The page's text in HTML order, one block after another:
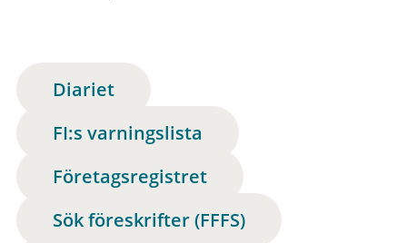
Diariet
FI:s varningslista
Företagsregistret
Sök föreskrifter (FFFS)